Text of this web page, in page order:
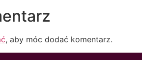
, aby móc dodać komentarz.